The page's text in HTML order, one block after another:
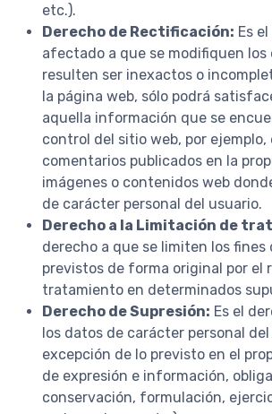
etc.).
Derecho de Rectificación: Es
afectado a que se modifiquen los
resulten ser inexactos o
la página web, sólo podrá
aquella información que se
control del sitio web, por ejemplo,
comentarios publicados en la
imágenes o contenidos web
de carácter personal del usuario.
Derecho a la Limitación de
derecho a que se limiten los
previstos de forma original por el
tratamiento en determinados
Derecho de Supresión: Es el
los datos de carácter personal del
excepción de lo previsto en el
de expresión e información,
conservación, formulación,